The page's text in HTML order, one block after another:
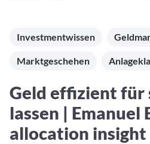
Produkten vergleichen
Watchlist
Preis-/Performance-Alarme
3. Investieren
Partner
Investmentwissen
Marktgeschehen
Geld effizient für
lassen | Emanuel
allocation insight